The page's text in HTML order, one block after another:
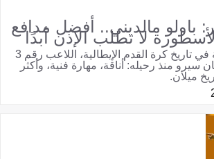
باولو مالديني.. أفضل مدافع
لا تطلب الإذن أبدًا
قائد أكثر حقبة ناجحة في تاريخ كرة القدم الإيطالية، اللاعب رقم 3
منذ رحيله: أناقة، مهارة فنية، وأكثر
ميلان.